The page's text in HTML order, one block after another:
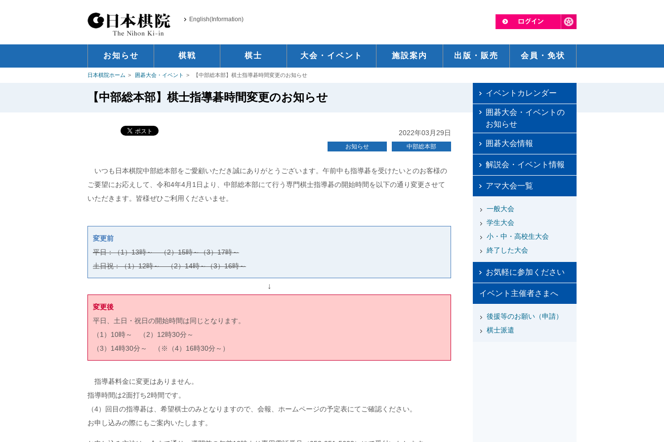
English(Information)
お知らせ 棋戦 棋士 大会・イベント 施設案内 出版・販売 会員・免状
日本棋院ホーム 囲碁大会・イベント 【中部総本部】棋士指導碁時間変更のお知らせ
【中部総本部】棋士指導碁時間変更のお知らせ
2022年03月29日
お知らせ 中部総本部
いつも日本棋院中部総本部をご愛顧いただき誠にありがとうございます。午前中も指導碁を受けたいとのお客様の
ご要望にお応えして、令和4年4月1日より、中部総本部にて行う専門棋士指導碁の開始時間を以下の通り変更させて
いただきます。皆様ぜひご利用くださいませ。
変更前
平日：（1）13時～ （2）15時～（3）17時～
土日祝：（1）12時～ （2）14時～（3）16時～
↓
変更後
平日、土日・祝日の開始時間は同じとなります。
（1）10時～ （2）12時30分～
（3）14時30分～ （※（4）16時30分～）
指導碁料金に変更はありません。
指導時間は2面打ち2時間です。
（4）回目の指導碁は、希望棋士のみとなりますので、会報、ホームページの予定表にてご確認ください。
お申し込みの際にもご案内いたします。
イベントカレンダー
囲碁大会・イベントの
お知らせ
囲碁大会情報
解説会・イベント情報
アマ大会一覧
一般大会
学生大会
小・中・高校生大会
終了した大会
お気軽に参加ください
イベント主催者さまへ
後援等のお願い（申請）
棋士派遣